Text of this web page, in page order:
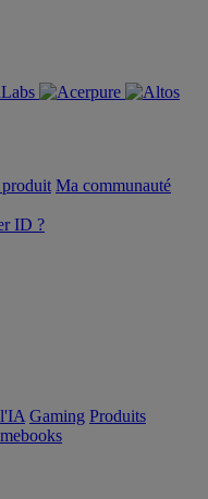
Ma communauté
ID ?
Gaming Produits